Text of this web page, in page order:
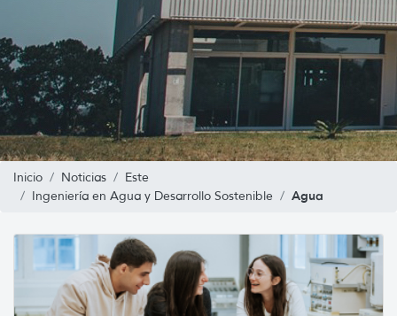
Inicio Noticias
Este
Ingeniería en Agua y Desarrollo Sostenible
Agua